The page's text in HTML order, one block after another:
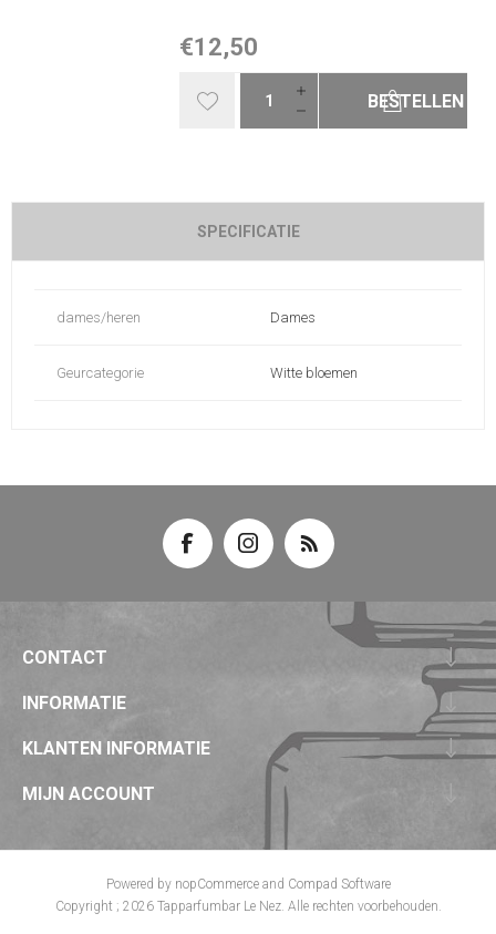
€12,50
BESTELLEN
SPECIFICATIE
dames/heren Dames
Geurcategorie Witte bloemen
CONTACT
INFORMATIE
KLANTEN INFORMATIE
MIJN ACCOUNT
Powered by nopCommerceand Compad Software
Copyright ; 2026 Tapparfumbar Le Nez. Alle rechten voorbehouden.